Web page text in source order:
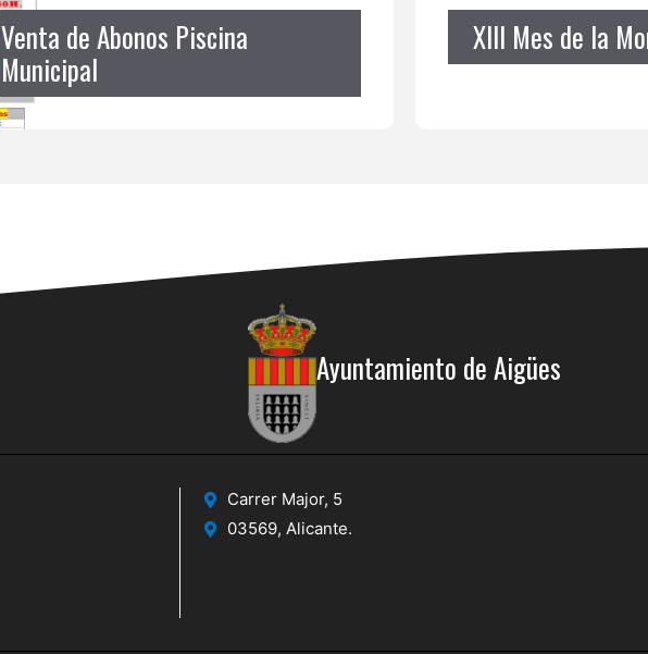
Venta de Abonos Piscina
Municipal
XIII Mes de la
Ayuntamiento de Aigües
Carrer Major, 5
03569, Alicante.